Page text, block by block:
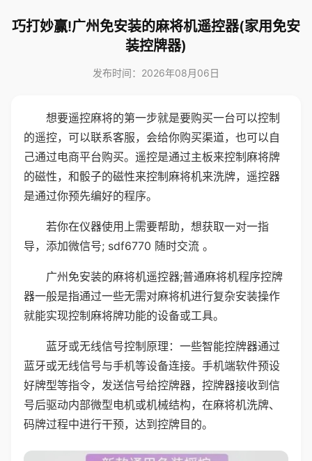
巧打妙赢!广州免安装的麻将机遥控器(家用免安
装控牌器)
发布时间：2026年08月06日
想要遥控麻将的第一步就是要购买一台可以控制
的遥控，可以联系客服，会给你购买渠道，也可以自
己通过电商平台购买。遥控是通过主板来控制麻将牌
的磁性，和骰子的磁性来控制麻将机来洗牌，遥控器
是通过你预先编好的程序。
若你在仪器使用上需要帮助，想获取一对一指
导，添加微信号; sdf6770 随时交流 。
广州免安装的麻将机遥控器;普通麻将机程序控牌
器一般是指通过一些无需对麻将机进行复杂安装操作
就能实现控制麻将牌功能的设备或工具。
蓝牙或无线信号控制原理：一些智能控牌器通过
蓝牙或无线信号与手机等设备连接。手机端软件预设
好牌型等指令，发送信号给控牌器，控牌器接收到信
号后驱动内部微型电机或机械结构，在麻将机洗牌、
码牌过程中进行干预，达到控牌目的。